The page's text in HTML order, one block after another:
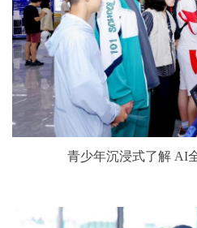
青少年沉浸式了解 AI